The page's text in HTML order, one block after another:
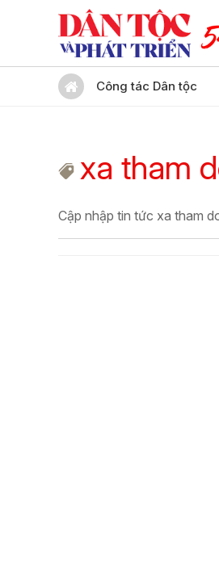
Công tác Dân tộc
xa tham
Cập nhập tin tức xa tham